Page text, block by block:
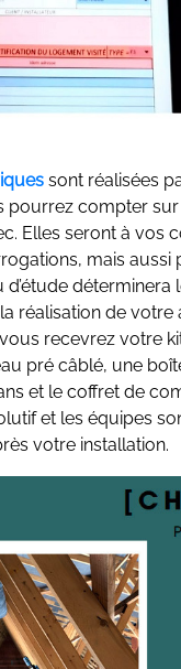
sont réalisées
pourrez compter
Elles seront à vos
mais aussi
d’étude déterminera
réalisation de votre
recevrez votre
pré câblé, une
et le coffret de
et les équipes
votre installation.